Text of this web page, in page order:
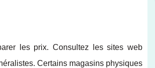
les prix. Consultez les sites web
Certains magasins physiques